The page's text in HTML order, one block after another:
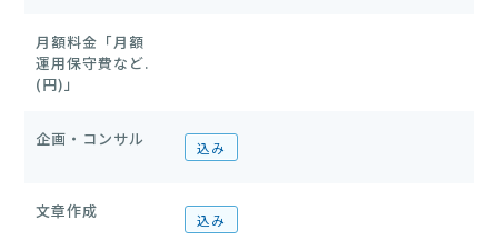
月額料金「月額
運用保守費など.
(円)」
企画・コンサル 込み
文章作成 込み